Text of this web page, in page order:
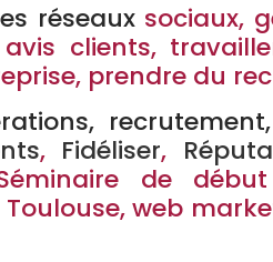
réseauxsociaux,
clients,
prendre du
, Fidéliser,
de
web